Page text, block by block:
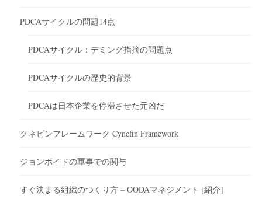
PDCAサイクルの問題14点
PDCAサイクル：デミング指摘の問題点
PDCAサイクルの歴史的背景
PDCAは日本企業を停滞させた元凶だ
クネビンフレームワーク Cynefin Framework
ジョンボイドの軍事での関与
すぐ決まる組織のつくり方 – OODAマネジメント [紹介]